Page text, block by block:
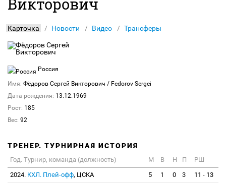
Викторович
Карточка Новости Видео Трансферы
Россия
Имя: Фёдоров Сергей Викторович / Fedorov Sergei
Дата рождения: 13.12.1969
Рост: 185
Вес: 92
ТРЕНЕР. ТУРНИРНАЯ ИСТОРИЯ
Год. Турнир, команда (должность) М В Н П
РШ
2024. КХЛ. Плей-офф, ЦСКА 5 1 0 3
11 - 13